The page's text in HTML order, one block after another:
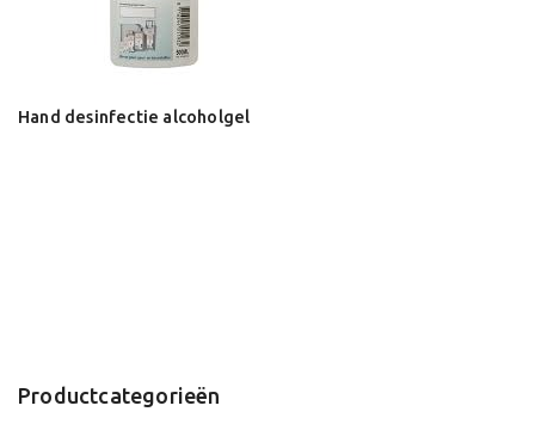
Productcategorieën
Hand desinfectie alcoholgel